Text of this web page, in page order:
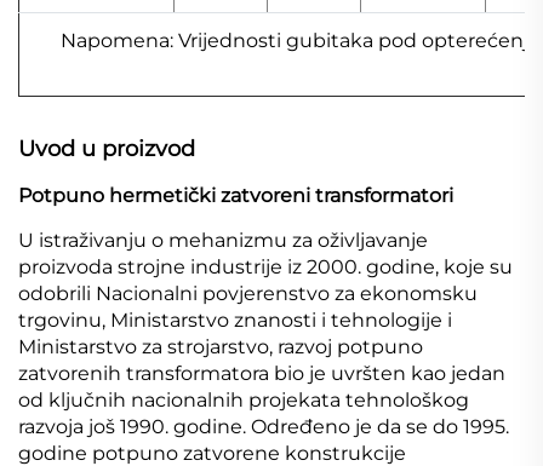
Napomena: Vrijednosti gubitaka pod
Uvod u proizvod
Potpuno hermetički zatvoreni transformatori
U istraživanju o mehanizmu za oživljavanje
proizvoda strojne industrije iz 2000. godine, koje su
odobrili Nacionalni povjerenstvo za ekonomsku
trgovinu, Ministarstvo znanosti i tehnologije i
Ministarstvo za strojarstvo, razvoj potpuno
zatvorenih transformatora bio je uvršten kao jedan
od ključnih nacionalnih projekata tehnološkog
razvoja još 1990. godine. Određeno je da se do 1995.
godine potpuno zatvorene konstrukcije